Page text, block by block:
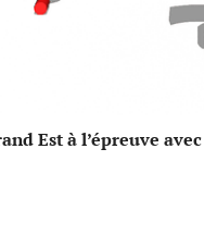
Est à l’épreuve